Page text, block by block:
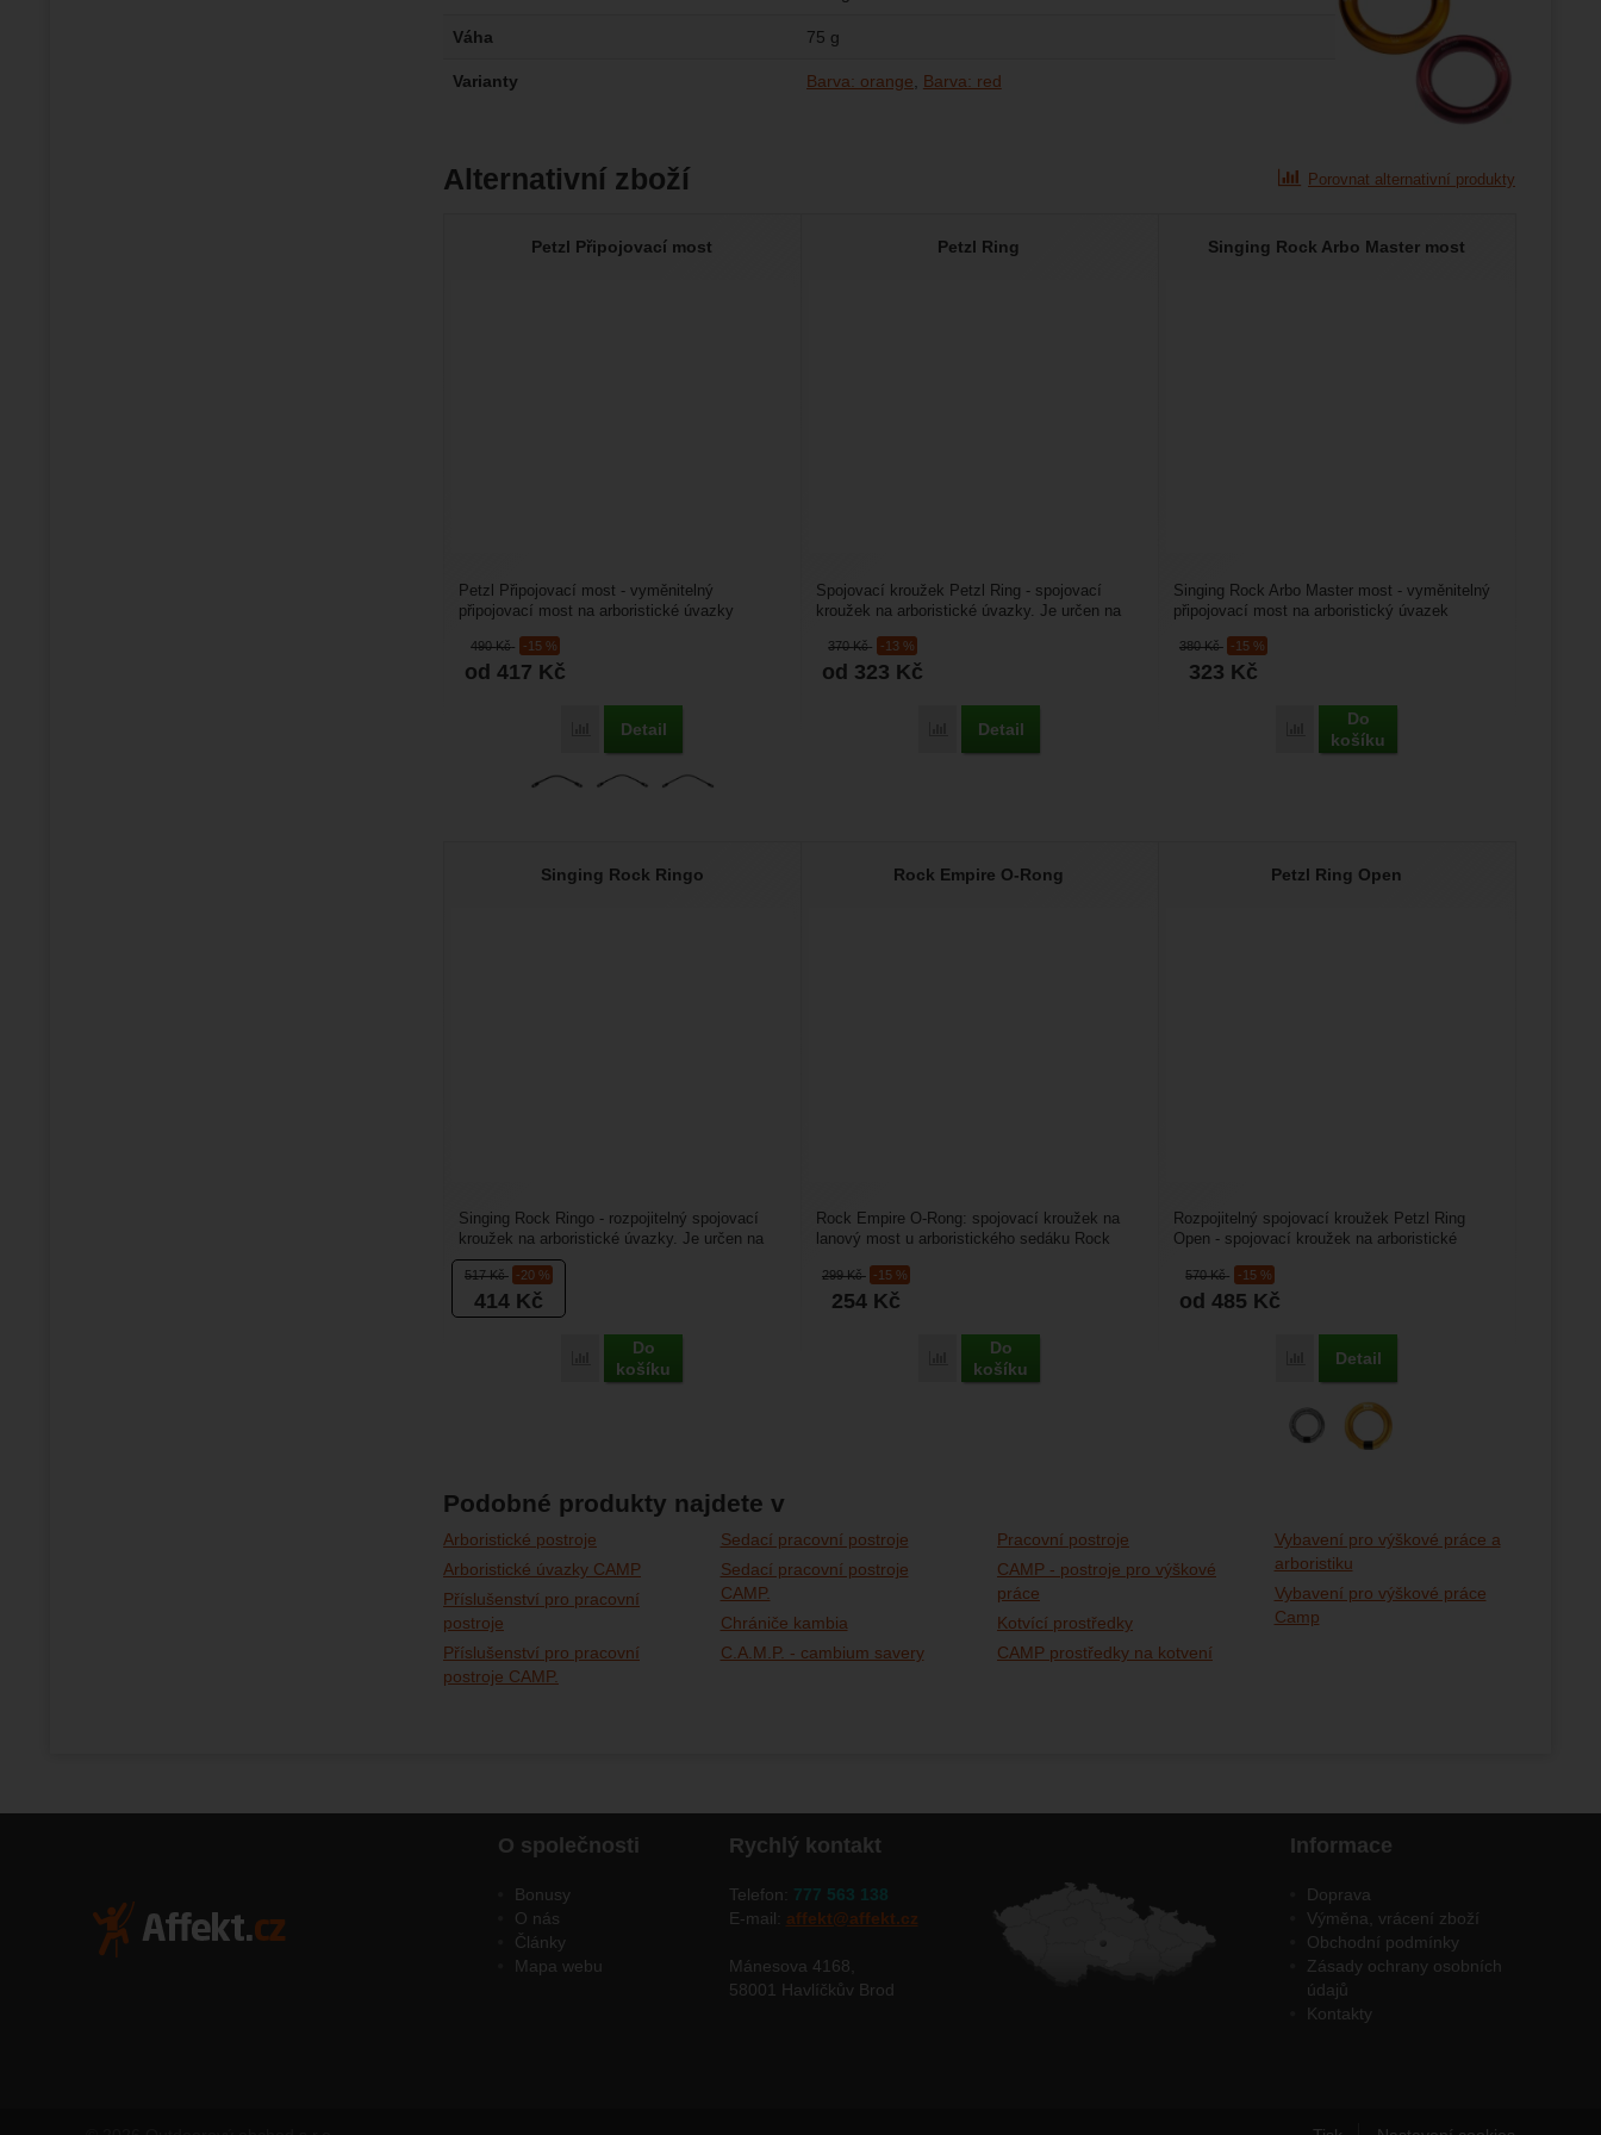
Váha 75 g
Varianty Barva: orange Barva: red
Alternativní zboží Porovnat alternativní produkty
Petzl Připojovací most
490Kč -15 %
od 417 Kč
Porovnat
Detail
Petzl Připojovací most - vyměnitelný
připojovací most na arboristické úvazky
Petzl Ring
370Kč -13 %
od 323 Kč
Porovnat
Detail
Spojovací kroužek Petzl Ring - spojovací
kroužek na arboristické úvazky. Je určen na
Singing Rock Arbo Master most
380Kč -15 %
323 Kč
Porovnat
Do
košíku
Singing Rock Arbo Master most - vyměnitelný
připojovací most na arboristický úvazek
Singing Rock Ringo
517Kč -20 %
414 Kč
Porovnat
Do
košíku
Singing Rock Ringo - rozpojitelný spojovací
kroužek na arboristické úvazky. Je určen na
spojovací most,...
Rock Empire O-Rong
299Kč -15 %
254 Kč
Porovnat
Do
košíku
Rock Empire O-Rong: spojovací kroužek na
lanový most u arboristického sedáku Rock
Petzl Ring Open
570Kč -15 %
od 485 Kč
Porovnat
Detail
Rozpojitelný spojovací kroužek Petzl Ring
Open - spojovací kroužek na arboristické
Podobné produkty najdete v
Arboristické postroje
Arboristické úvazky CAMP
Příslušenství pro pracovní
postroje
Příslušenství pro pracovní
postroje CAMP.
Sedací pracovní postroje
Sedací pracovní postroje
CAMP.
Chrániče kambia
C.A.M.P. - cambium savery
Pracovní postroje
CAMP - postroje pro výškové
práce
Kotvící prostředky
CAMP prostředky na kotvení
Vybavení pro výškové práce a
arboristiku
Vybavení pro výškové práce
Camp
O společnosti
Bonusy
O nás
Články
Mapa webu
Rychlý kontakt
Telefon: 777 563 138
E-mail: affekt@affekt.cz
Mánesova 4168,
58001 Havlíčkův Brod
Informace
Doprava
Výměna, vrácení zboží
Obchodní podmínky
Zásady ochrany osobních
údajů
Kontakty